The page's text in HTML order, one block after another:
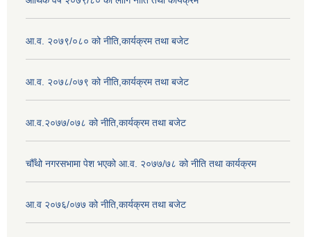
आ.व. २०७९/०८० को नीति,कार्यक्रम तथा बजेट
आ.व. २०७८/०७९ को नीति,कार्यक्रम तथा बजेट
आ.व.२०७७/०७८ को नीति,कार्यक्रम तथा बजेट
चौँथो नगरसभामा पेश भएको आ.व. २०७७/७८ को नीति तथा कार्यक्रम
आ.व २०७६/०७७ को नीति,कार्यक्रम तथा बजेट